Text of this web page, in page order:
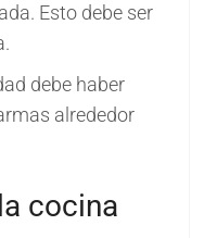
Esto debe ser
debe haber
alrededor
cocina